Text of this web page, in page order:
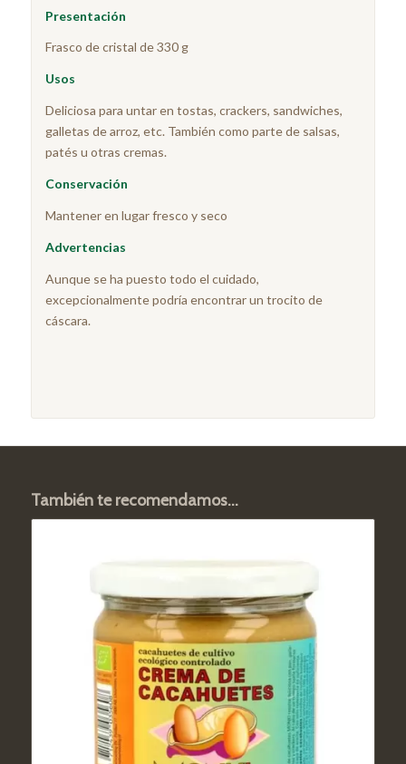
Presentación
Frasco de cristal de 330 g
Usos
Deliciosa para untar en tostas, crackers, sandwiches,
galletas de arroz, etc. También como parte de salsas,
patés u otras cremas.
Conservación
Mantener en lugar fresco y seco
Advertencias
Aunque se ha puesto todo el cuidado,
excepcionalmente podría encontrar un trocito de
cáscara.
También te recomendamos…